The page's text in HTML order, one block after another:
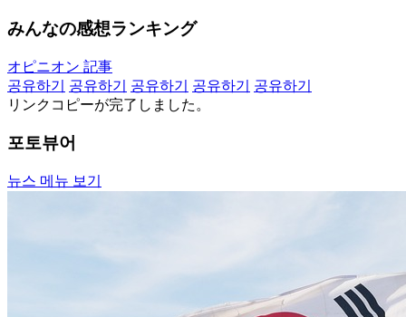
みんなの感想ランキング
オピニオン 記事
공유하기
공유하기 공유하기 공유하기
공유하기
リンクコピーが完了しました。
포토뷰어
뉴스 메뉴 보기